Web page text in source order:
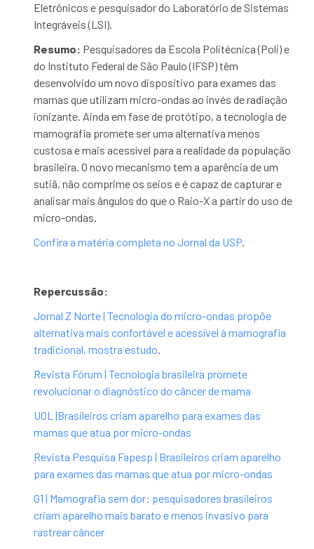
Eletrônicos e pesquisador do Laboratório de Sistemas
Integráveis (LSI).
Resumo: Pesquisadores da Escola Politécnica (Poli) e
do Instituto Federal de São Paulo (IFSP) têm
desenvolvido um novo dispositivo para exames das
mamas que utilizam micro-ondas ao invés de radiação
ionizante. Ainda em fase de protótipo, a tecnologia de
mamografia promete ser uma alternativa menos
custosa e mais acessível para a realidade da população
brasileira. O novo mecanismo tem a aparência de um
sutiã, não comprime os seios e é capaz de capturar e
analisar mais ângulos do que o Raio-X a partir do uso de
micro-ondas.
Confira a matéria completa no Jornal da USP.
Repercussão:
Jornal Z Norte | Tecnologia do micro-ondas propõe
alternativa mais confortável e acessível à mamografia
tradicional, mostra estudo.
Revista Fórum | Tecnologia brasileira promete
revolucionar o diagnóstico do câncer de mama
UOL |Brasileiros criam aparelho para exames das
mamas que atua por micro-ondas
Revista Pesquisa Fapesp | Brasileiros criam aparelho
para exames das mamas que atua por micro-ondas
G1 | Mamografia sem dor: pesquisadores brasileiros
criam aparelho mais barato e menos invasivo para
rastrear câncer